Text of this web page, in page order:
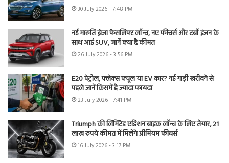
30 July 2026 - 7:48 PM
नई मारुति ब्रेजा फेसलिफ्ट लॉन्च, नए फीचर्स और टर्बो इंजन के
साथ आई SUV, जानें क्या है कीमत
26 July 2026 - 3:56 PM
E20 पेट्रोल, फ्लेक्स फ्यूल या EV कार? नई गाड़ी खरीदने से
पहले जानें किसमें है ज्यादा फायदा
23 July 2026 - 7:41 PM
Triumph की लिमिटेड एडिशन बाइक लॉन्च के लिए तैयार, 21
लाख रुपये कीमत में मिलेंगे प्रीमियम फीचर्स
16 July 2026 - 3:17 PM